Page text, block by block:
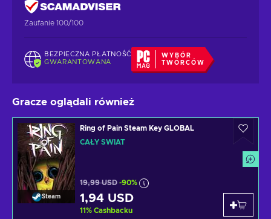
Zaufanie 100/100
BEZPIECZNA PŁATNOŚĆ
GWARANTOWANA
WYBÓR
TWÓRCÓW
Gracze oglądali również
Steam
Ring of Pain Steam Key GLOBAL
CAŁY ŚWIAT
19,99 USD -90%
1,94 USD
11% Cashbacku